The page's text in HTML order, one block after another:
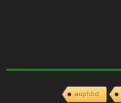
auphbd